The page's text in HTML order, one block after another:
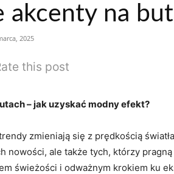
akcenty na
2025
this post
– jak uzyskać modny efekt?
zmieniają ​się z prędkością
nowości,‌ ale także tych, którzy
‍świeżości i​ odważnym krokiem ku